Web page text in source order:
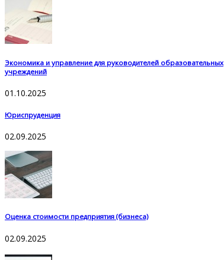
Экономика и управление для руководителей образовательных
учреждений
01.10.2025
Юриспруденция
02.09.2025
Оценка стоимости предприятия (бизнеса)
02.09.2025